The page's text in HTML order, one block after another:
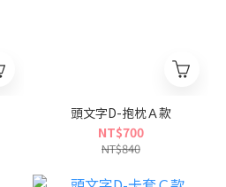
頭文字D-抱枕Ａ款
NT$700
NT$840